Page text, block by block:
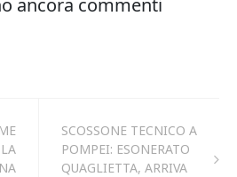
SCOSSONE TECNICO A
POMPEI: ESONERATO
QUAGLIETTA, ARRIVA